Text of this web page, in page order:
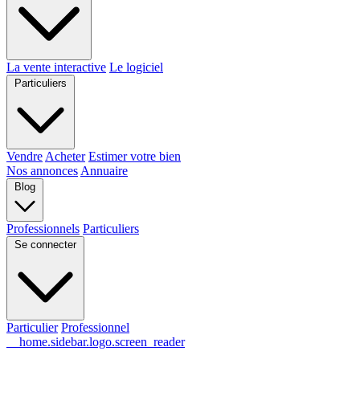
La vente interactive Le logiciel
Particuliers
Vendre Acheter Estimer votre bien
Nos annonces Annuaire
Blog
Professionnels Particuliers
Se connecter
Particulier Professionnel
__home.sidebar.logo.screen_reader